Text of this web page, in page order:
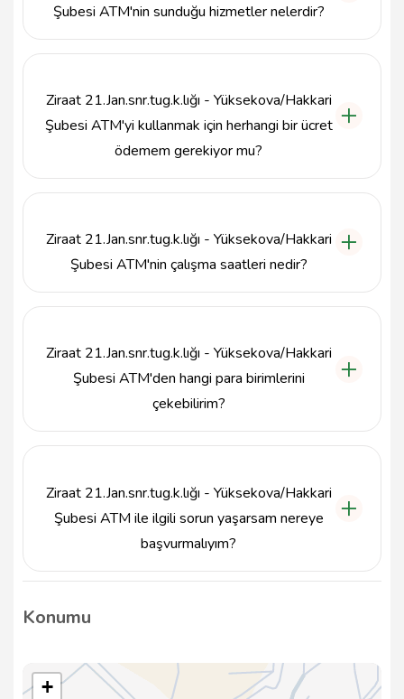
Şubesi ATM'nin sunduğu hizmetler nelerdir?
Ziraat 21.Jan.snr.tug.k.lığı - Yüksekova/Hakkari
Şubesi ATM'yi kullanmak için herhangi bir ücret
ödemem gerekiyor mu?
Ziraat 21.Jan.snr.tug.k.lığı - Yüksekova/Hakkari
Şubesi ATM'nin çalışma saatleri nedir?
Ziraat 21.Jan.snr.tug.k.lığı - Yüksekova/Hakkari
Şubesi ATM'den hangi para birimlerini
çekebilirim?
Ziraat 21.Jan.snr.tug.k.lığı - Yüksekova/Hakkari
Şubesi ATM ile ilgili sorun yaşarsam nereye
başvurmalıyım?
Herhangi bir sorun yaşamanız durumunda, Ziraat
351 4273 ile iletişime geçebilirsiniz.
Konumu
+